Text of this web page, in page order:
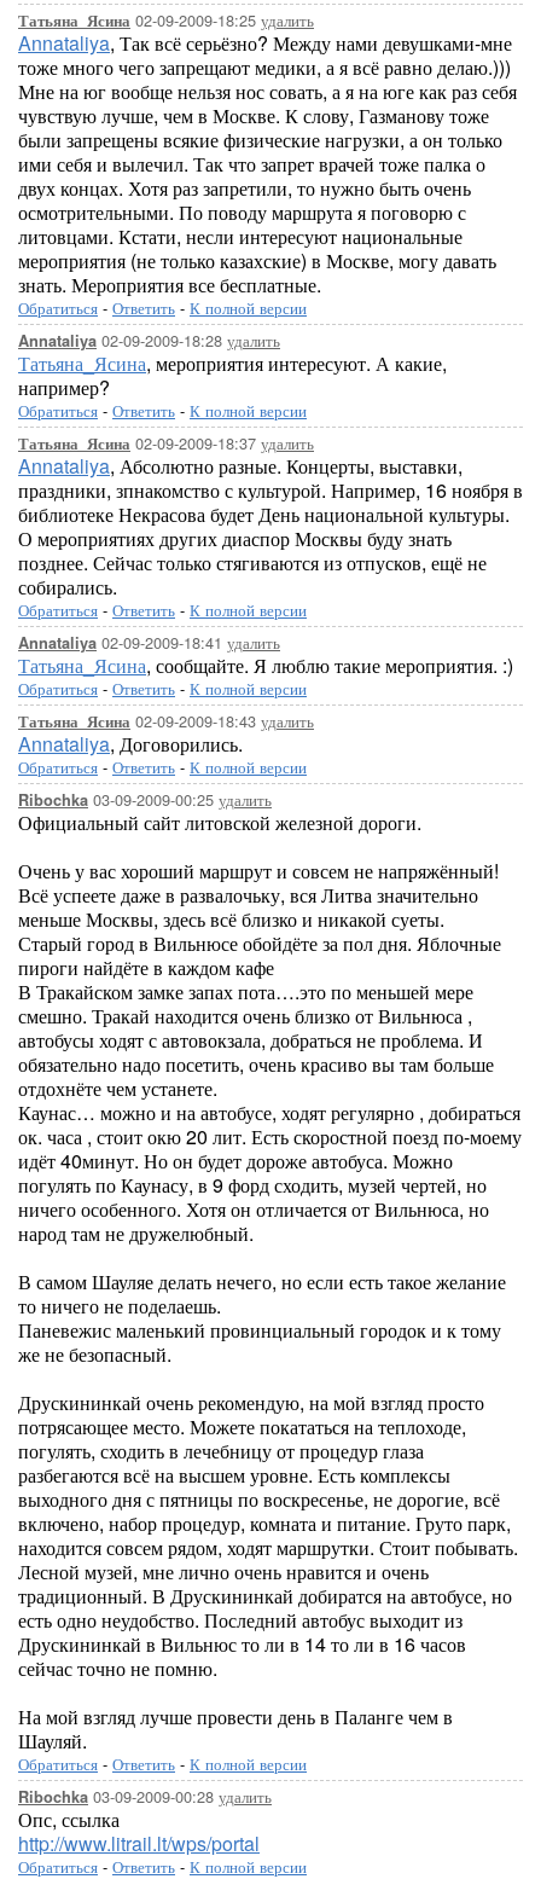
Татьяна_Ясина 02-09-2009-18:25 удалить
Annataliya, Так всё серьёзно? Между нами девушками-мне
тоже много чего запрещают медики, а я всё равно делаю.)))
Мне на юг вообще нельзя нос совать, а я на юге как раз себя
чувствую лучше, чем в Москве. К слову, Газманову тоже
были запрещены всякие физические нагрузки, а он только
ими себя и вылечил. Так что запрет врачей тоже палка о
двух концах. Хотя раз запретили, то нужно быть очень
осмотрительными. По поводу маршрута я поговорю с
литовцами. Кстати, несли интересуют национальные
мероприятия (не только казахские) в Москве, могу давать
знать. Мероприятия все бесплатные.
Обратиться - Ответить - К полной версии
Annataliya 02-09-2009-18:28 удалить
Татьяна_Ясина, мероприятия интересуют. А какие,
например?
Обратиться - Ответить - К полной версии
Татьяна_Ясина 02-09-2009-18:37 удалить
Annataliya, Абсолютно разные. Концерты, выставки,
праздники, зпнакомство с культурой. Например, 16 ноября в
библиотеке Некрасова будет День национальной культуры.
О мероприятиях других диаспор Москвы буду знать
позднее. Сейчас только стягиваются из отпусков, ещё не
собирались.
Обратиться - Ответить - К полной версии
Annataliya 02-09-2009-18:41 удалить
Татьяна_Ясина, сообщайте. Я люблю такие мероприятия. :)
Обратиться - Ответить - К полной версии
Татьяна_Ясина 02-09-2009-18:43 удалить
Annataliya, Договорились.
Обратиться - Ответить - К полной версии
Ribochka 03-09-2009-00:25 удалить
Официальный сайт литовской железной дороги.
Очень у вас хороший маршрут и совсем не напряжённый!
Всё успеете даже в развалочьку, вся Литва значительно
меньше Москвы, здесь всё близко и никакой суеты.
Старый город в Вильнюсе обойдёте за пол дня. Яблочные
пироги найдёте в каждом кафе
В Тракайском замке запах пота….это по меньшей мере
смешно. Тракай находится очень близко от Вильнюса ,
автобусы ходят с автовокзала, добраться не проблема. И
обязательно надо посетить, очень красиво вы там больше
отдохнёте чем устанете.
Каунас… можно и на автобусе, ходят регулярно , добираться
ок. часа , стоит окю 20 лит. Есть скоростной поезд по-моему
идёт 40минут. Но он будет дороже автобуса. Можно
погулять по Каунасу, в 9 форд сходить, музей чертей, но
ничего особенного. Хотя он отличается от Вильнюса, но
народ там не дружелюбный.
В самом Шауляе делать нечего, но если есть такое желание
то ничего не поделаешь.
Паневежис маленький провинциальный городок и к тому
же не безопасный.
Друскининкай очень рекомендую, на мой взгляд просто
потрясающее место. Можете покататься на теплоходе,
погулять, сходить в лечебницу от процедур глаза
разбегаются всё на высшем уровне. Есть комплексы
выходного дня с пятницы по воскресенье, не дорогие, всё
включено, набор процедур, комната и питание. Груто парк,
находится совсем рядом, ходят маршрутки. Стоит побывать.
Лесной музей, мне лично очень нравится и очень
традиционный. В Друскининкай добиратся на автобусе, но
есть одно неудобство. Последний автобус выходит из
Друскининкай в Вильнюс то ли в 14 то ли в 16 часов
сейчас точно не помню.
На мой взгляд лучше провести день в Паланге чем в
Шауляй.
Обратиться - Ответить - К полной версии
Ribochka 03-09-2009-00:28 удалить
Опс, ссылка
http://www.litrail.lt/wps/portal
Обратиться - Ответить - К полной версии